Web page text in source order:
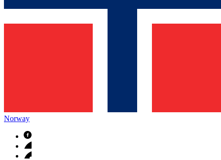
Norway